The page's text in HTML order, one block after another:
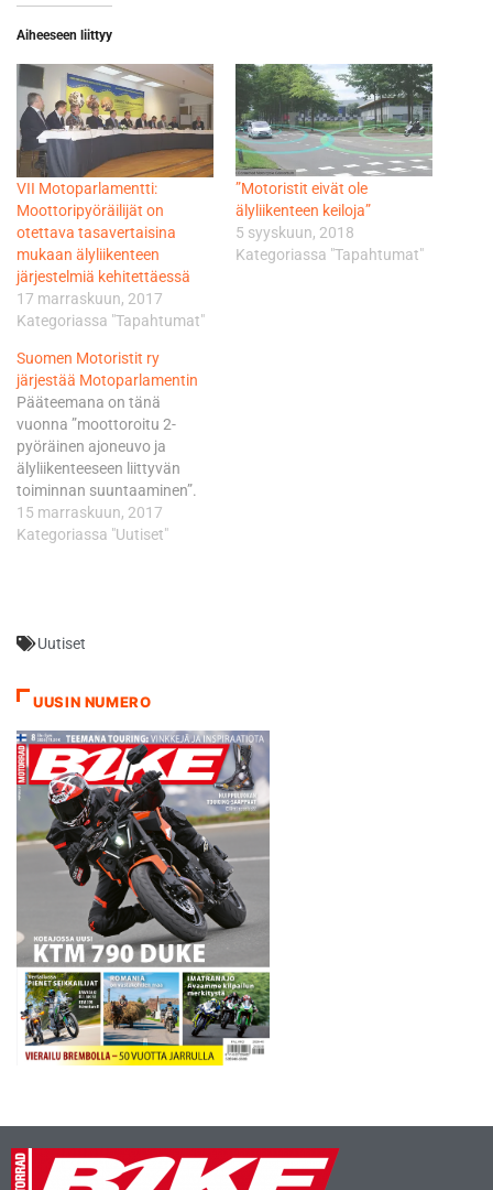
Aiheeseen liittyy
VII Motoparlamentti:
Moottoripyöräilijät on
otettava tasavertaisina
mukaan älyliikenteen
järjestelmiä kehitettäessä
17 marraskuun, 2017
Kategoriassa "Tapahtumat"
”Motoristit eivät ole
älyliikenteen keiloja”
5 syyskuun, 2018
Kategoriassa "Tapahtumat"
Suomen Motoristit ry
järjestää Motoparlamentin
Pääteemana on tänä
vuonna ”moottoroitu 2-
pyöräinen ajoneuvo ja
älyliikenteeseen liittyvän
toiminnan suuntaaminen”.
Keskustelun lähtökohtana
on SMOTOn juuri julkaisema
lähetetään livenä netin
alkavaan livelähetykseen:
https://smoto.videosync.fi/2017-
motoparlamentti SMOTO
on aktiivinen, innovatiivinen
ja luotettava
yhteistyökumppani
moottoripyöriin ja
liikenteeseenliittyvissä…
15 marraskuun, 2017
Kategoriassa "Uutiset"
Uutiset
UUSIN NUMERO